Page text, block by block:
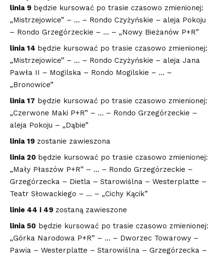
linia 9 będzie kursować po trasie czasowo zmienionej:
„Mistrzejowice” – … – Rondo Czyżyńskie – aleja Pokoju
– Rondo Grzegórzeckie – … – „Nowy Bieżanów P+R”
linia 14 będzie kursować po trasie czasowo zmienionej:
„Mistrzejowice” – … – Rondo Czyżyńskie – aleja Jana
Pawła II – Mogilska – Rondo Mogilskie – … –
„Bronowice”
linia 17 będzie kursować po trasie czasowo zmienionej:
„Czerwone Maki P+R” – … – Rondo Grzegórzeckie –
aleja Pokoju – „Dąbie”
linia 19 zostanie zawieszona
linia 20 będzie kursować po trasie czasowo zmienionej:
„Mały Płaszów P+R” – … – Rondo Grzegórzeckie –
Grzegórzecka – Dietla – Starowiślna – Westerplatte –
Teatr Słowackiego – … – „Cichy Kącik”
linie 44 i 49 zostaną zawieszone
linia 50 będzie kursować po trasie czasowo zmienionej:
„Górka Narodowa P+R” – … – Dworzec Towarowy –
Pawia – Westerplatte – Starowiślna – Grzegórzecka –